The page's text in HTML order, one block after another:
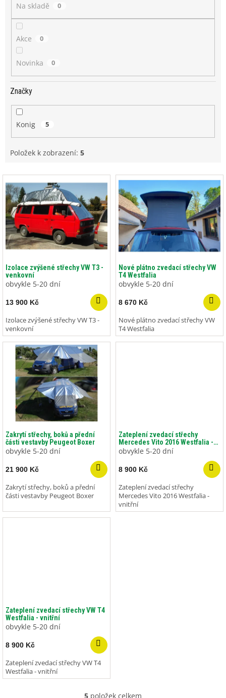
Na skladě 0
Akce 0
Novinka 0
Značky
Konig 5
Položek k zobrazení: 5
V
ý
p
i
s
p
r
d
u
k
t
Izolace zvýšené střechy VW T3 -
venkovní
obvykle 5-20 dní
13 900 Kč
Izolace zvýšené střechy VW T3 -
venkovní
Nové plátno zvedací střechy VW
T4 Westfalia
obvykle 5-20 dní
8 670 Kč
Nové plátno zvedací střechy VW
T4 Westfalia
Zakrytí střechy, boků a přední
části vestavby Peugeot Boxer
obvykle 5-20 dní
21 900 Kč
Zakrytí střechy, boků a přední
části vestavby Peugeot Boxer
Zateplení zvedací střechy
Mercedes Vito 2016 Westfalia -
vnitřní
obvykle 5-20 dní
8 900 Kč
Zateplení zvedací střechy
Mercedes Vito 2016 Westfalia -
vnitřní
Zateplení zvedací střechy VW T4
Westfalia - vnitřní
obvykle 5-20 dní
8 900 Kč
Zateplení zvedací střechy VW T4
Westfalia - vnitřní
5 položek celkem